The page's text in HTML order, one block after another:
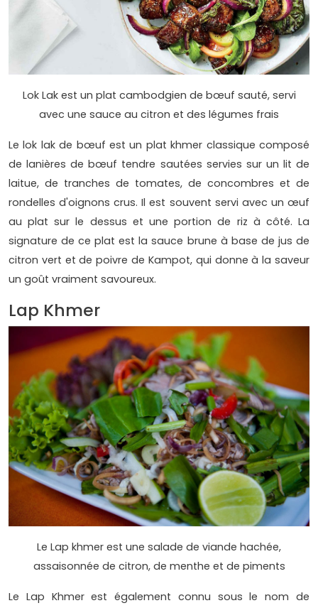
Lok Lak est un plat cambodgien de bœuf sauté, servi
avec une sauce au citron et des légumes frais
Le lok lak de bœuf est un plat khmer classique composé
de lanières de bœuf tendre sautées servies sur un lit de
laitue, de tranches de tomates, de concombres et de
rondelles d'oignons crus. Il est souvent servi avec un œuf
au plat sur le dessus et une portion de riz à côté. La
signature de ce plat est la sauce brune à base de jus de
citron vert et de poivre de Kampot, qui donne à la saveur
un goût vraiment savoureux.
Lap Khmer
Le Lap khmer est une salade de viande hachée,
assaisonnée de citron, de menthe et de piments
Le Lap Khmer est également connu sous le nom de